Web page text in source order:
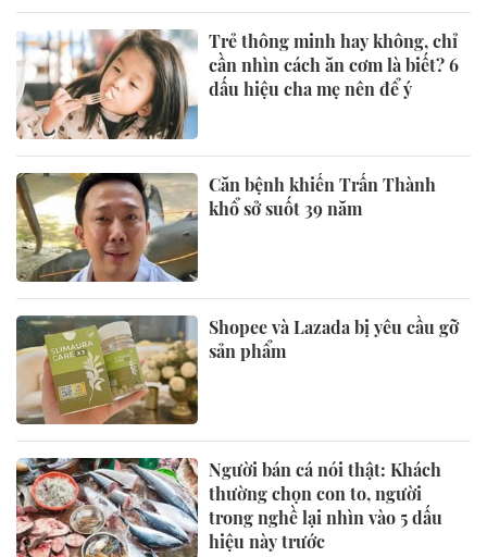
Trẻ thông minh hay không, chỉ
cần nhìn cách ăn cơm là biết? 6
dấu hiệu cha mẹ nên để ý
Căn bệnh khiến Trấn Thành
khổ sở suốt 39 năm
Shopee và Lazada bị yêu cầu gỡ
sản phẩm
Người bán cá nói thật: Khách
thường chọn con to, người
trong nghề lại nhìn vào 5 dấu
hiệu này trước